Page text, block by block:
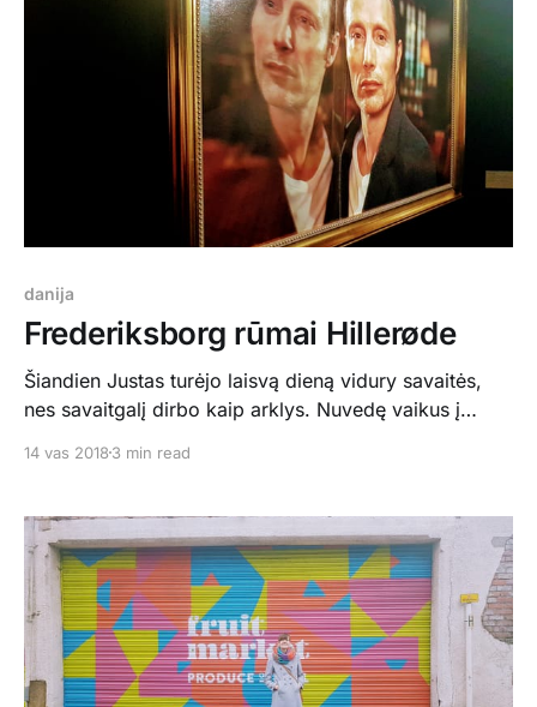
dienoms. Pirmoji diena buvo labai šalta
danija
Frederiksborg rūmai Hillerøde
Šiandien Justas turėjo laisvą dieną vidury savaitės,
nes savaitgalį dirbo kaip arklys. Nuvedę vaikus į
Hillerødą. Hillerødas garsėja žavingais Frederiksborg
karalienės vyras, išvyka tapo tokia į temą.. Iki šiol
visada ten nuvykdavom pasivaikštinėti po miestelį
14 vas 2018 3 min read